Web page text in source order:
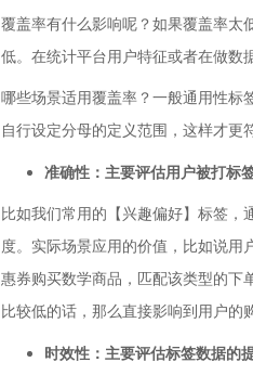
覆盖率有什么影响呢？如果覆盖率太
低。在统计平台用户特征或者在做数
哪些场景适用覆盖率？一般通用性标
自行设定分母的定义范围，这样才更
准确性： 主要评估用户被打标
比如我们常用的【兴趣偏好】标签，
度。实际场景应用的价值，比如说
惠券购买数学商品，匹配该类型的下
比较低的话，那么直接影响到用户的
时效性：主要评估标签数据的